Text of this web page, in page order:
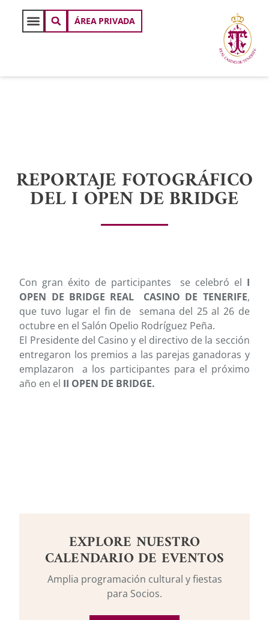
ÁREA PRIVADA
REPORTAJE FOTOGRÁFICO
DEL I OPEN DE BRIDGE
Con gran éxito de participantes se celebró el I
OPEN DE BRIDGE REAL CASINO DE TENERIFE,
que tuvo lugar el fin de semana del 25 al 26 de
octubre en el Salón Opelio Rodríguez Peña.
El Presidente del Casino y el directivo de la sección
entregaron los premios a las parejas ganadoras y
emplazaron a los participantes para el próximo
año en el II OPEN DE BRIDGE.
EXPLORE NUESTRO
CALENDARIO DE EVENTOS
Amplia programación cultural y fiestas
para Socios.